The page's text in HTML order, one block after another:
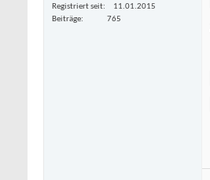
Registriert seit
11.01.2015
Beiträge
765